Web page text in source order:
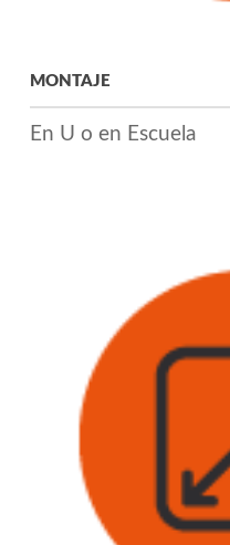
MONTAJE
En U o en Escuela